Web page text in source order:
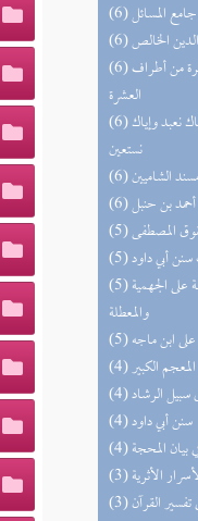
(6) جامع المسائل
(6) الدين الخالص
(6) إتحاف المهرة بالفوائد المبتكرة من أطراف
العشرة
(6) مدارج السالكين بين منازل إياك نعبد وإياك
نستعين
مسند الشاميين
أحمد بن حنبل
المصطفى
سنن أبي داود
(5) مختصر الصواعق المرسلة على الجهمية
والمعطلة
ابن ماجه
(4) المعجم الكبير
سبيل الرشاد
(4) سنن أبي داود
بيان المحجة
الأثرية
تفسير القرآن